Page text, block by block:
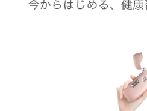
環境事業